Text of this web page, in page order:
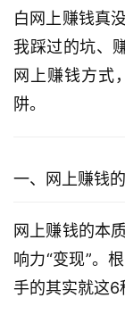
白网上赚钱真
我踩过的坑、
网上赚钱方式
阱。
一、网上赚钱
网上赚钱的本
响力“变现”。
手的其实就这6